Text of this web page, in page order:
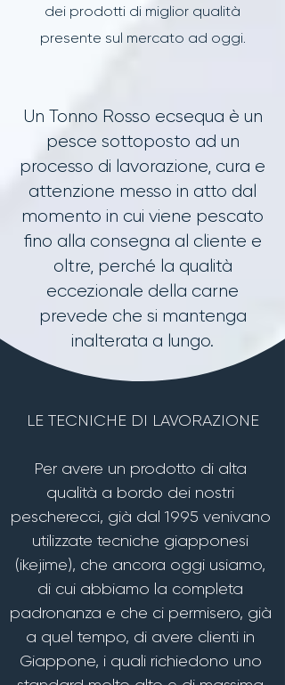
dei prodotti di miglior qualità
presente sul mercato ad oggi.
Un Tonno Rosso ecsequa è un
pesce sottoposto ad un
processo di lavorazione, cura e
attenzione messo in atto dal
momento in cui viene pescato
fino alla consegna al cliente e
oltre, perché la qualità
eccezionale della carne
prevede che si mantenga
inalterata a lungo.
LE TECNICHE DI LAVORAZIONE
Per avere un prodotto di alta
qualità a bordo dei nostri
pescherecci, già dal 1995 venivano
utilizzate tecniche giapponesi
(ikejime), che ancora oggi usiamo,
di cui abbiamo la completa
padronanza e che ci permisero, già
a quel tempo, di avere clienti in
Giappone, i quali richiedono uno